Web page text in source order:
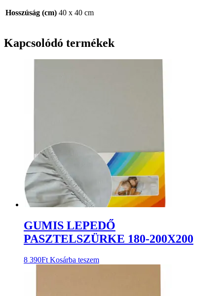
Hosszúság (cm) 40 x 40 cm
Kapcsolódó termékek
GUMIS LEPEDŐ
PASZTELSZÜRKE 180-200X200
8 390Ft Kosárba teszem